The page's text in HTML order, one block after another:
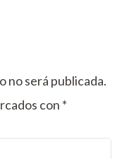
no será publicada.
con *